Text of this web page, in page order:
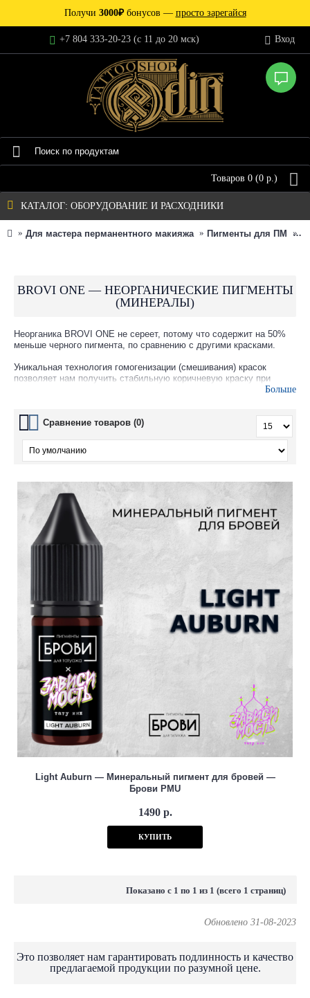
Получи 3000₽бонусов — просто зарегайся
+7 804 333-20-23 (c 11 до 20 мск) Вход
Товаров 0 (0 р.)
КАТАЛОГ: ОБОРУДОВАНИЕ И РАСХОДНИКИ
Для мастера перманентного макияжа Пигменты для ПМ
BROVI ONE — НЕОРГАНИЧЕСКИЕ ПИГМЕНТЫ
(МИНЕРАЛЫ)
Неорганика BROVI ONE не сереет, потому что содержит на 50%
меньше черного пигмента, по сравнению с другими красками.
Уникальная технология гомогенизации (смешивания) красок
позволяет нам получить стабильную коричневую краску при
значительно меньшем использовании углеродной сажи (Carbon
В производстве используется современный, очищенный от
бензопирена и безопасный Carbon Black (CI#77266 — Pigment
Black 7) и чистые, микронизированные оксиды железа.
— в такой смеси не способна выжить ни одна бактерия.
Указанные спирты повышают стерильность краски,
предотвращают воспалительные процессы в коже и делают ее
максимально безопасной для человеческого организма.
Краска не сохнет. Данное свойство обеспечивается
сополимерными соединениями. Модификаторы свойств суспензии
проникаемость частиц пигментов в кожу.
Краска легко смывается с кожи и легко в кожу вкрашивается. Не
Процес седиментации частиц пигментов (их оседания на дно
флакона) минимизирован, но не исключен. Легкое взбалтывание
флакона нормализует суспензию и краска будет готова к работе.
Больше
Сравнение товаров (0)
Light Auburn — Минеральный пигмент для бровей —
Брови PMU
1490 р.
КУПИТЬ
Показано с 1 по 1 из 1 (всего 1 страниц)
Обновлено 31-08-2023
Это позволяет нам гарантировать подлинность и качество
предлагаемой продукции по разумной цене.